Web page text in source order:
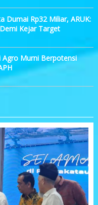
Dumai Rp32 Miliar, ARUK:
Kejar Target
Agro Murni Berpotensi